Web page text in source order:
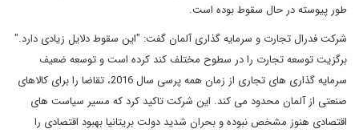
طور پیوسته در حال سقوط بوده است.
شرکت فدرال تجارت و سرمایه گذاری آلمان گفت: "این سقوط دلایل زیادی دارد."
برگزیت توسعه تجارت را در سطوح مختلف کند کرده است و توسعه ضعیف
سرمایه گذاری های تجاری از زمان همه پرسی سال 2016، تقاضا را برای کالاهای
صنعتی از آلمان محدود می کند. این شرکت تاکید کرد که مسیر سیاست های
اقتصادی هنوز مشخص نبوده و بحران شدید دولت بریتانیا بهبود اقتصادی را